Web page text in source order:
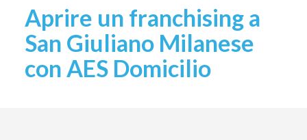
Aprire un franchising a
San Giuliano Milanese
con AES Domicilio